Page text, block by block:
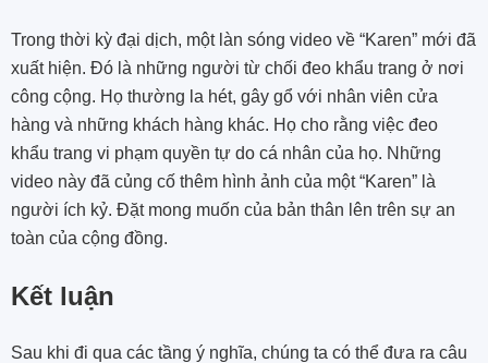
Trong thời kỳ đại dịch, một làn sóng video về “Karen” mới đã
xuất hiện. Đó là những người từ chối đeo khẩu trang ở nơi
công cộng. Họ thường la hét, gây gổ với nhân viên cửa
hàng và những khách hàng khác. Họ cho rằng việc đeo
khẩu trang vi phạm quyền tự do cá nhân của họ. Những
video này đã củng cố thêm hình ảnh của một “Karen” là
người ích kỷ. Đặt mong muốn của bản thân lên trên sự an
toàn của cộng đồng.
Kết luận
Sau khi đi qua các tầng ý nghĩa, chúng ta có thể đưa ra câu